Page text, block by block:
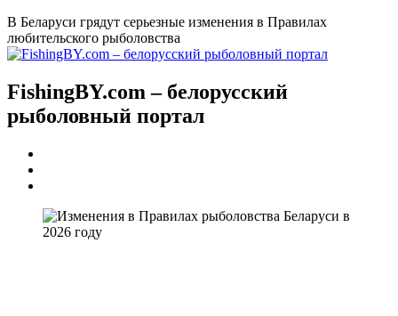
В Беларуси грядут серьезные изменения в Правилах
любительского рыболовства
FishingBY.com – белорусский
рыболовный портал